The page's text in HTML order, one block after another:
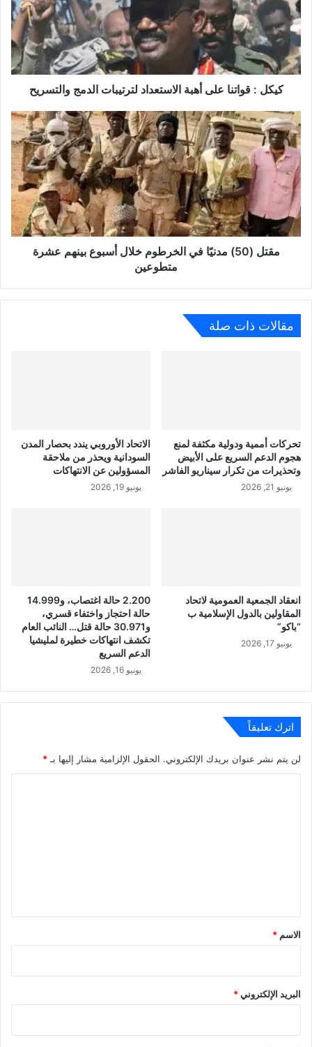
كيكل : قواتنا على أهبة الاستعداد لترتيبات الدمج والتسريح
مقتل (50) مدنيًا في الخرطوم خلال أسبوع بينهم عشرة
متطوعين
مقالات ذات صلة
تحركات أممية ودولية مكثفة لمنع
هجوم الدعم السريع على الأبيض
وتحذيرات من تكرار سيناريو الفاشر
يونيو 21, 2026
الاتحاد الأوروبي يندد بحصار المدن
السودانية ويحذر من ملاحقة
المسؤولين عن الانتهاكات
يونيو 19, 2026
انعقاد الجمعية العمومية لاتحاد
المقاولين بالدول الإسلامية ب
“باكو”
يونيو 17, 2026
2.200 حالة اغتصاب، و14.999
حالة احتجاز واختفاء قسري،
و30.971 حالة قتل… النائب العام
تكشف انتهاكات خطيرة لمليشيا
الدعم السريع
يونيو 16, 2026
اترك تعليقاً
لن يتم نشر عنوان بريدك الإلكتروني. الحقول الإلزامية مشار إليها بـ*
*
الاسم *
البريد الإلكتروني*